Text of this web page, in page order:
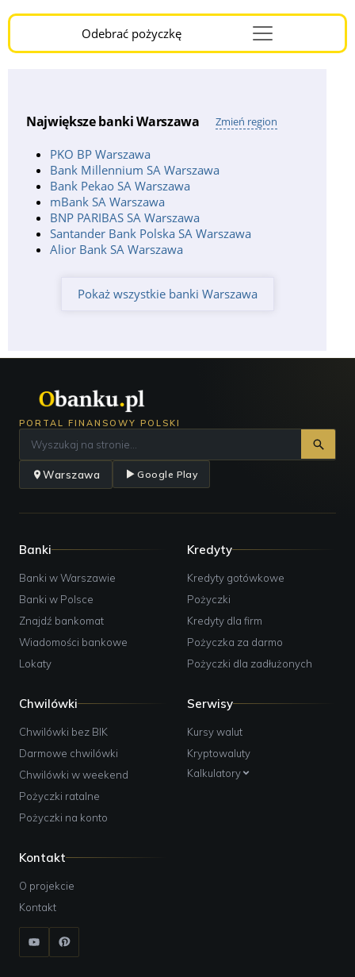
Odebrać pożyczkęMenu
Burger
Największe banki Warszawa Zmień region
PKO BP Warszawa
Bank Millennium SA Warszawa
Bank Pekao SA Warszawa
mBank SA Warszawa
BNP PARIBAS SA Warszawa
Santander Bank Polska SA Warszawa
Alior Bank SA Warszawa
Pokaż wszystkie banki Warszawa
PORTAL FINANSOWY POLSKI
Warszawa Google Play
Banki
Banki w Warszawie
Banki w Polsce
Znajdź bankomat
Wiadomości bankowe
Lokaty
Kredyty
Kredyty gotówkowe
Pożyczki
Kredyty dla firm
Pożyczka za darmo
Pożyczki dla zadłużonych
Chwilówki
Chwilówki bez BIK
Darmowe chwilówki
Chwilówki w weekend
Pożyczki ratalne
Pożyczki na konto
Serwisy
Kursy walut
Kryptowaluty
Kalkulatory
Kontakt
O projekcie
Kontakt